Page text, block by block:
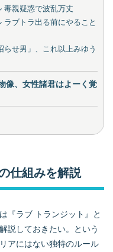
毒親疑惑で波乱万丈
ブトラ出る前にやること
せ男」、これ以上みゆう
像、女性諸君はよーく覚
仕組みを解説
『ラブ トランジット』と
説しておきたい。という
アにはない独特のルール